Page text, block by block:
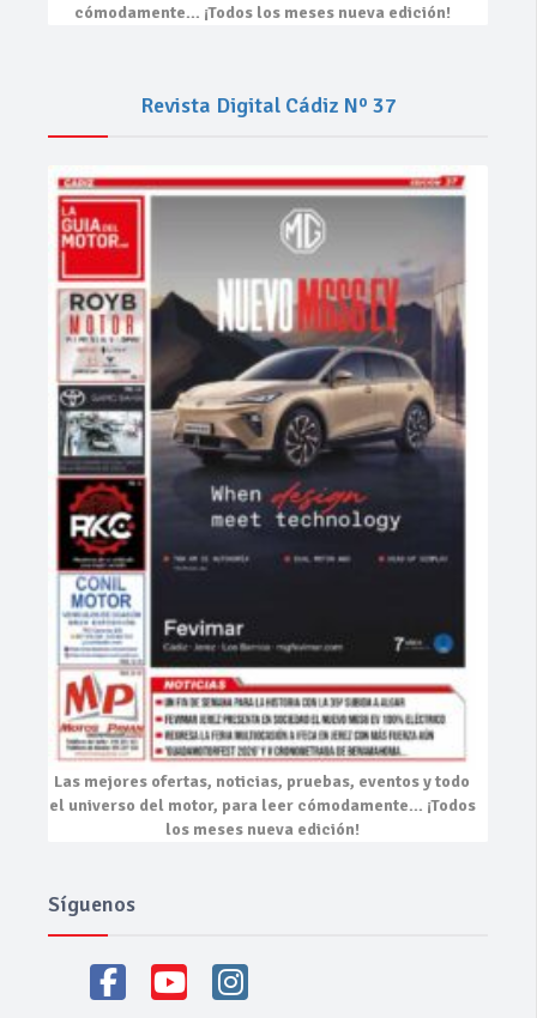
cómodamente… ¡Todos los meses nueva edición!
Revista Digital Cádiz Nº 37
Las mejores ofertas, noticias, pruebas, eventosy todo
el universo del motor, para leer cómodamente… ¡Todos
los meses nueva edición!
Síguenos